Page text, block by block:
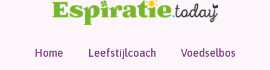
Home Leefstijlcoach
Voedselbos